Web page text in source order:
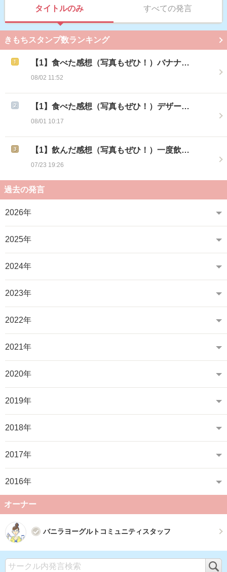
タイトルのみ すべての発言
きもちスタンプ数ランキング
【1】食べた感想（写真もぜひ！）バナナ…
08/02 11:52
【1】食べた感想（写真もぜひ！）デザー…
08/01 10:17
【1】飲んだ感想（写真もぜひ！）一度飲…
07/23 19:26
過去の発言
2026年
2025年
2024年
2023年
2022年
2021年
2020年
2019年
2018年
2017年
2016年
オーナー
バニラヨーグルトコミュニティスタッフ